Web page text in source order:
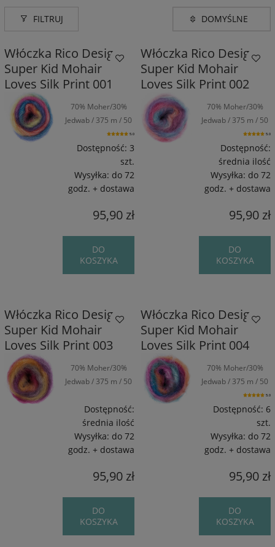
FILTRUJ
Włóczka Rico Design
Super Kid Mohair
Loves Silk Print 001
70% Moher/30%
Jedwab / 375 m / 50
5.0
Dostępność: 3
szt.
Wysyłka: do 72
godz. + dostawa
95,90 zł
DO
KOSZYKA
Włóczka Rico Design
Super Kid Mohair
Loves Silk Print 002
70% Moher/30%
Jedwab / 375 m / 50
5.0
Dostępność:
średnia ilość
Wysyłka: do 72
godz. + dostawa
95,90 zł
DO
KOSZYKA
Włóczka Rico Design
Super Kid Mohair
Loves Silk Print 003
70% Moher/30%
Jedwab / 375 m / 50
Dostępność:
średnia ilość
Wysyłka: do 72
godz. + dostawa
95,90 zł
DO
KOSZYKA
Włóczka Rico Design
Super Kid Mohair
Loves Silk Print 004
70% Moher/30%
Jedwab / 375 m / 50
5.0
Dostępność: 6
szt.
Wysyłka: do 72
godz. + dostawa
95,90 zł
DO
KOSZYKA